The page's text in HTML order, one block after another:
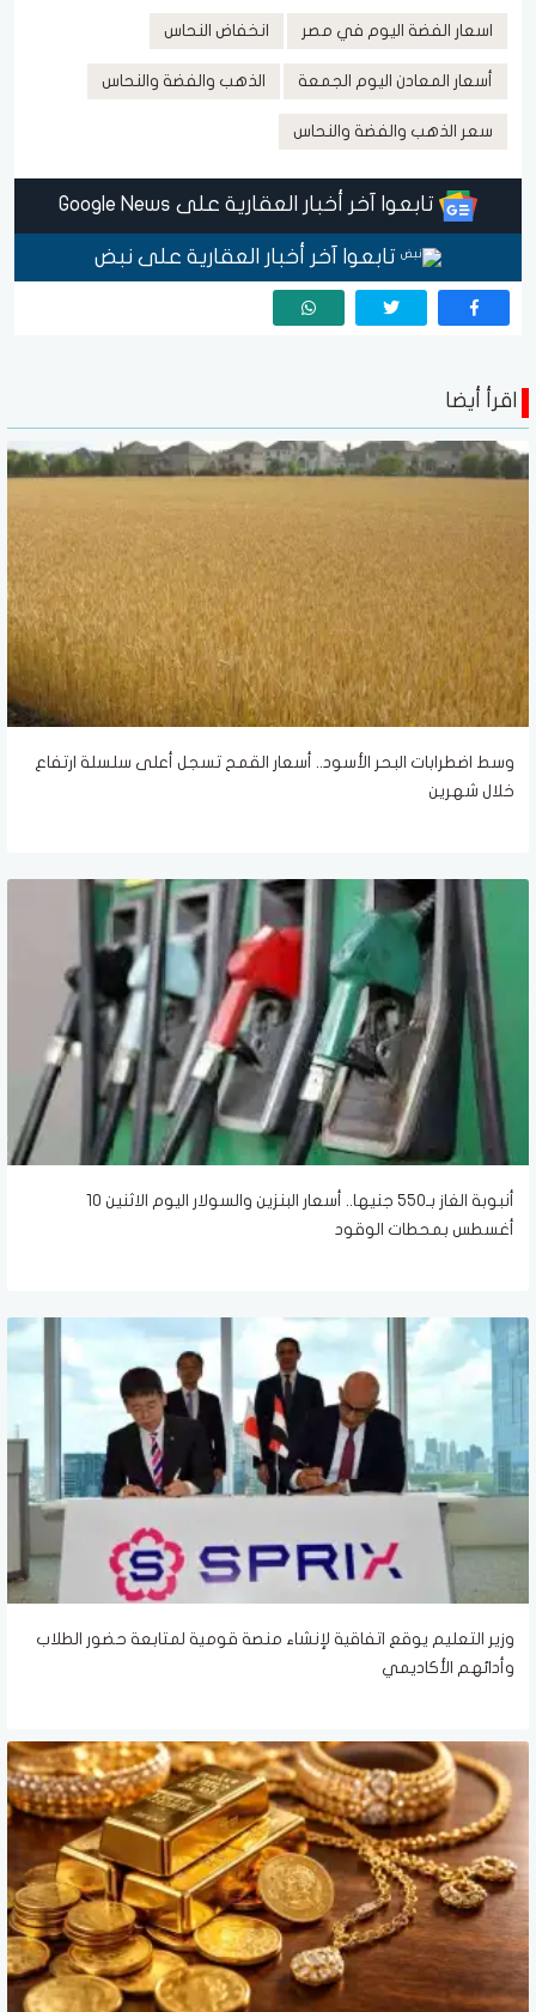
اسعار الفضة اليوم في مصر انخفاض النحاس
أسعار المعادن اليوم الجمعة الذهب والفضة والنحاس
سعر الذهب والفضة والنحاس
تابعوا آخر أخبار العقارية على Google News
تابعوا آخر أخبار العقارية على نبض
اقرأ أيضا
وسط اضطرابات البحر الأسود.. أسعار القمح تسجل أعلى سلسلة ارتفاع
خلال شهرين
أنبوبة الغاز بـ550 جنيها.. أسعار البنزين والسولار اليوم الاثنين 10
أغسطس بمحطات الوقود
وزير التعليم يوقع اتفاقية لإنشاء منصة قومية لمتابعة حضور الطلاب
وأدائهم الأكاديمي